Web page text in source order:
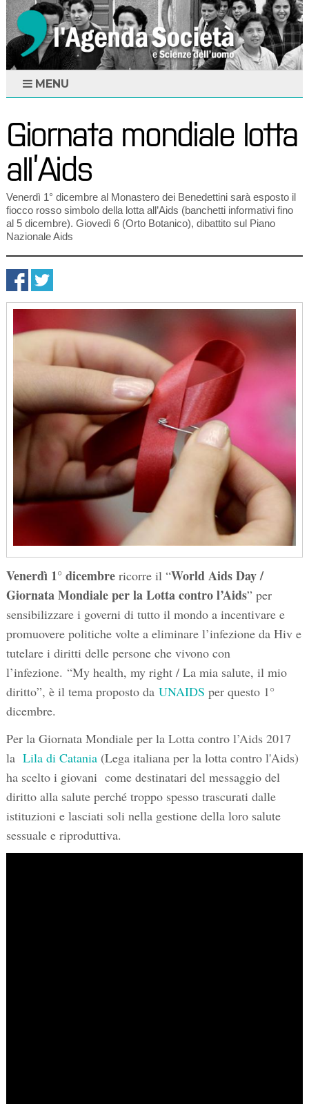
MENU
Giornata mondiale lotta
all’Aids
Venerdì 1° dicembre al Monastero dei Benedettini sarà esposto il
fiocco rosso simbolo della lotta all’Aids (banchetti informativi fino
al 5 dicembre). Giovedì 6 (Orto Botanico), dibattito sul Piano
Nazionale Aids
Venerdì 1° dicembrericorre il “World Aids Day /
Giornata Mondiale per la Lotta contro l’Aids” per
sensibilizzare i governi di tutto il mondo a incentivare e
promuovere politiche volte a eliminare l’infezione da Hiv e
tutelare i diritti delle persone che vivono con
l’infezione. “My health, my right / La mia salute, il mio
diritto”, è il tema proposto da UNAIDS per questo 1°
dicembre.
Per la Giornata Mondiale per la Lotta contro l’Aids 2017
la Lila di Catania(Lega italiana per la lotta contro l'Aids)
ha scelto i giovani come destinatari del messaggio del
diritto alla salute perché troppo spesso trascurati dalle
istituzioni e lasciati soli nella gestione della loro salute
sessuale e riproduttiva.